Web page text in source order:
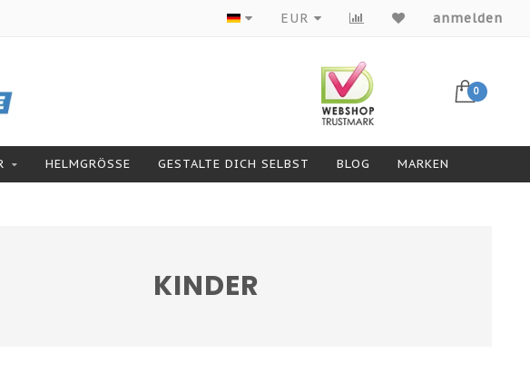
Produkte von Top-Marken
EUR anmelden
0
HELMGRÖSSE GESTALTE DICH SELBST BLOG MARKEN
KINDER